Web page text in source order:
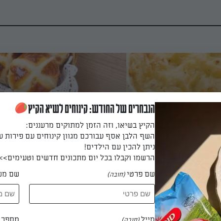
מנה קלה וטעימה, מנה
צהריים או ערב
לחמניות גבינה קלות להכנה
לחמניות גבינה
הנבחרים של החודש: קינוחים לשיא הקיץ
הקיץ בשיאו, וזה הזמן למתוקים מרעננים:
השף הלבן אסף עבורכם מגוון קינוחים עם פירות
ניתן להכין עם הילדים!
הרשמו וקבלו בכל יום מתכונים חדשים
שם פרטי(חובה) שם